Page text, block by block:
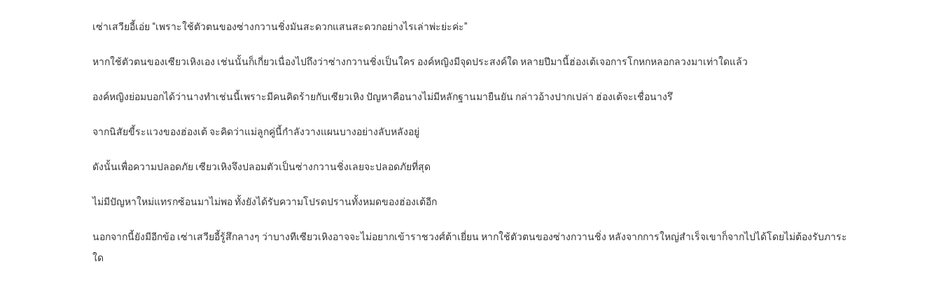
เซ่าเสวียอี้เอ่ย “เพราะใช้ตัวตนของซ่างกวานชิ่งมันสะดวกแสนสะดวกอย่างไรเล่าพ่ะย่ะค่ะ”
หากใช้ตัวตนของเซียวเหิงเอง เช่นนั้นก็เกี่ยวเนื่องไปถึงว่าซ่างกวานชิ่งเป็นใคร องค์หญิงมีจุดประสงค์ใด หลายปีมานี้ฮ่องเต้เจอการโกหกหลอกลวงมาเท่าใดแล้ว
องค์หญิงย่อมบอกได้ว่านางทำเช่นนี้เพราะมีคนคิดร้ายกับเซียวเหิง ปัญหาคือนางไม่มีหลักฐานมายืนยัน กล่าวอ้างปากเปล่า ฮ่องเต้จะเชื่อนางรึ
จากนิสัยขี้ระแวงของฮ่องเต้ จะคิดว่าแม่ลูกคู่นี้กำลังวางแผนบางอย่างลับหลังอยู่
ดังนั้นเพื่อความปลอดภัย เซียวเหิงจึงปลอมตัวเป็นซ่างกวานชิ่งเลยจะปลอดภัยที่สุด
ไม่มีปัญหาใหม่แทรกซ้อนมาไม่พอ ทั้งยังได้รับความโปรดปรานทั้งหมดของฮ่องเต้อีก
นอกจากนี้ยังมีอีกข้อ เซ่าเสวียอี้รู้สึกลางๆ ว่าบางทีเซียวเหิงอาจจะไม่อยากเข้าราชวงศ์ต้าเยี่ยน หากใช้ตัวตนของซ่างกวานชิ่ง หลังจากการใหญ่สำเร็จเขาก็จากไปได้โดยไม่ต้องรับภาระ
ใด